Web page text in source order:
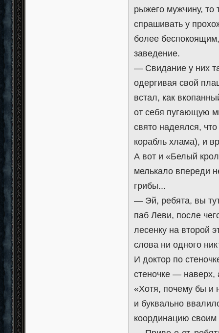
рыжего мужчину, то
спрашивать у
более
заведение.
— Свидание у них
одергивая свой
встал, как
от себя пугающую
свято надеялся,
корабль хлама), и
А вот и «Белый
мелькало впереди
грибы...
— Эй, ребята, вы
паб Леви, после
лесенку на второй
слова ни одного
И доктор по
стеночке — наверх,
«Хотя, почему бы и
и буквально
координацию своим